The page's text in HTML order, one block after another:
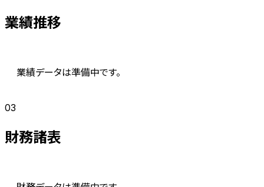
業績推移
業績データは準備中です。
03
財務諸表